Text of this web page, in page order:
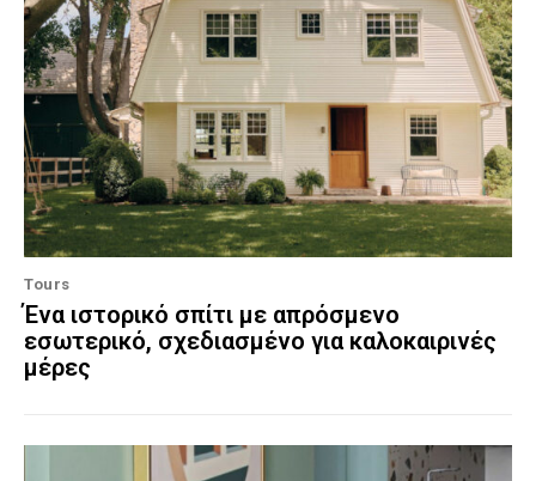
Tours
Ένα ιστορικό σπίτι με απρόσμενο
εσωτερικό, σχεδιασμένο για καλοκαιρινές
μέρες